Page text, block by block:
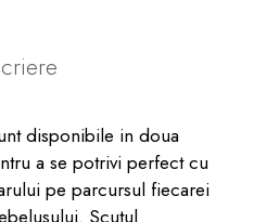
disponibile in doua
a se potrivi perfect cu
pe parcursul fiecarei
Scutul